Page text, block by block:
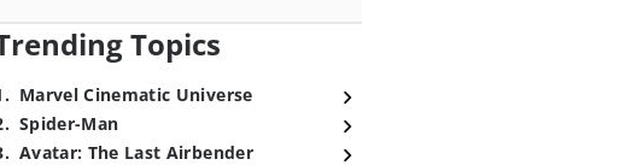
Topics
. Marvel Cinematic Universe
. Spider-Man
. Avatar: The Last Airbender